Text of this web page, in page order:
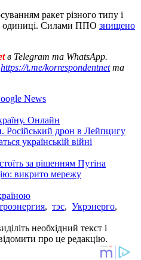
ракет різного типу і
одиниці. Силами ППО знищено
в Telegram та WhatsApp.
https://t.me/korrespondentnetта
News
Онлайн
Російський дрон в Лейпцигу
українській війні
за рішенням Путіна
викрито мережу
, тэс, Укрэнерго,
необхідний текст і
про це редакцію.